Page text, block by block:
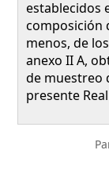
establecidos
composición
menos, de
anexo II A,
de muestreo
presente